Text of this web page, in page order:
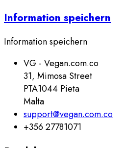
Information speichern
Information speichern
VG - Vegan.com.co
31, Mimosa Street
PTA1044 Pieta
Malta
support@vegan.com.co
+356 27781071